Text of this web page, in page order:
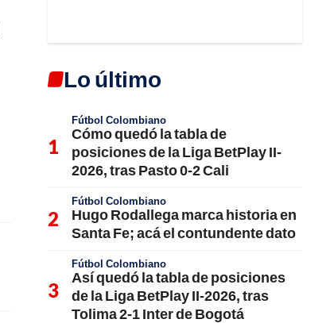
Lo último
Fútbol Colombiano
Cómo quedó la tabla de
posiciones de la Liga BetPlay II-
2026, tras Pasto 0-2 Cali
Fútbol Colombiano
Hugo Rodallega marca historia en
Santa Fe; acá el contundente dato
Fútbol Colombiano
Así quedó la tabla de posiciones
de la Liga BetPlay II-2026, tras
Tolima 2-1 Inter de Bogotá